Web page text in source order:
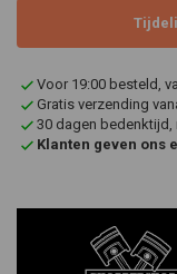
Voor 19:00 besteld,
Gratis verzending
30 dagen bedenktijd,
Klanten geven ons